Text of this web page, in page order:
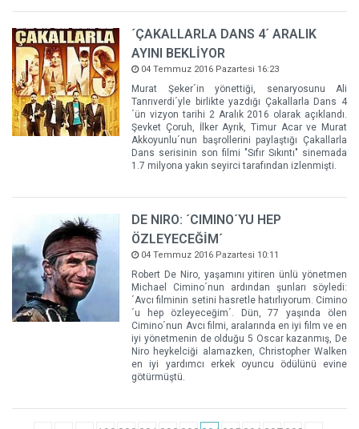
´ÇAKALLARLA DANS 4´ ARALIK
AYINI BEKLİYOR
04 Temmuz 2016 Pazartesi 16:23
Murat Şeker´in yönettiği, senaryosunu Ali
Tanrıverdi´yle birlikte yazdığı Çakallarla Dans 4
´ün vizyon tarihi 2 Aralık 2016 olarak açıklandı.
Şevket Çoruh, İlker Ayrık, Timur Acar ve Murat
Akkoyunlu´nun başrollerini paylaştığı Çakallarla
Dans serisinin son filmi "Sıfır Sıkıntı" sinemada
1.7 milyona yakın seyirci tarafından izlenmişti.
DE NIRO: ´CIMINO´YU HEP
ÖZLEYECEĞİM´
04 Temmuz 2016 Pazartesi 10:11
Robert De Niro, yaşamını yitiren ünlü yönetmen
Michael Cimino´nun ardından şunları söyledi:
´Avcı filminin setini hasretle hatırlıyorum. Cimino
´u hep özleyeceğim´. Dün, 77 yaşında ölen
Cimino´nun Avcı filmi, aralarında en iyi film ve en
iyi yönetmenin de olduğu 5 Oscar kazanmış, De
Niro heykelciği alamazken, Christopher Walken
en iyi yardımcı erkek oyuncu ödülünü evine
götürmüştü.